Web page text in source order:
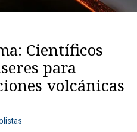
Científicos
para
volcánicas